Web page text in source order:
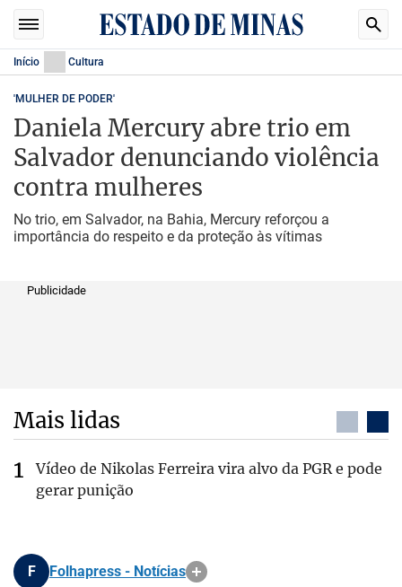
Início Cultura
'MULHER DE PODER'
Daniela Mercury abre trio em
Salvador denunciando violência
contra mulheres
No trio, em Salvador, na Bahia, Mercury reforçou a
importância do respeito e da proteção às vítimas
Publicidade
Mais lidas
Vídeo de Nikolas Ferreira vira alvo da PGR e pode
gerar punição
F Folhapress - Notícias